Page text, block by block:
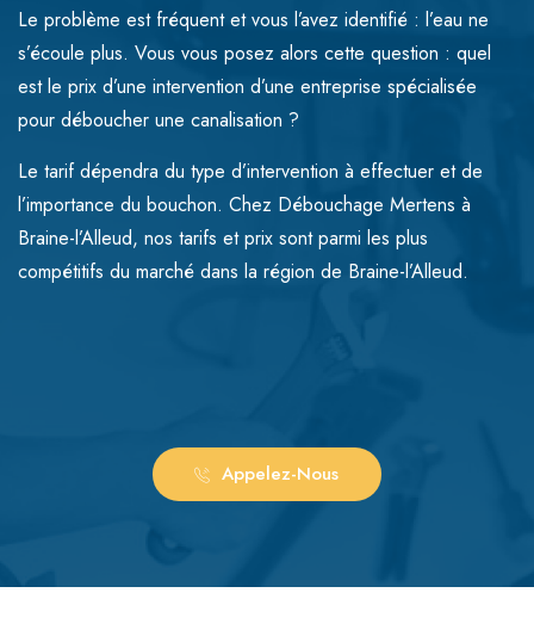
Le problème est fréquent et vous l’avez identifié : l’eau ne
s’écoule plus. Vous vous posez alors cette question : quel
est le prix d’une intervention d’une entreprise spécialisée
pour déboucher une canalisation ?
Le tarif dépendra du type d’intervention à effectuer et de
l’importance du bouchon. Chez Débouchage Mertens à
Braine-l’Alleud, nos tarifs et prix sont parmi les plus
compétitifs du marché dans la région de Braine-l’Alleud.
Appelez-Nous